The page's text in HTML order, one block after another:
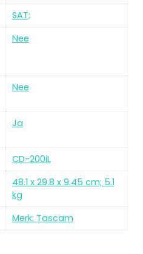
SAT;
Nee
Nee
Ja
CD-200iL
48.1 x 29.8 x 9.45 cm; 5.1
kg
Merk: Tascam